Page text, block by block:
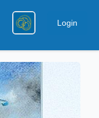
Login